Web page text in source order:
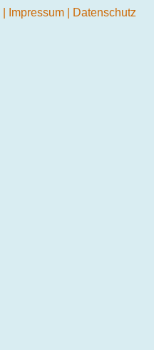
Impressum Datenschutz